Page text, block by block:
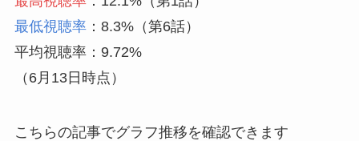
最低視聴率：8.3%（第6話）
平均視聴率：9.72%
（6月13日時点）
こちらの記事でグラフ推移を確認できます